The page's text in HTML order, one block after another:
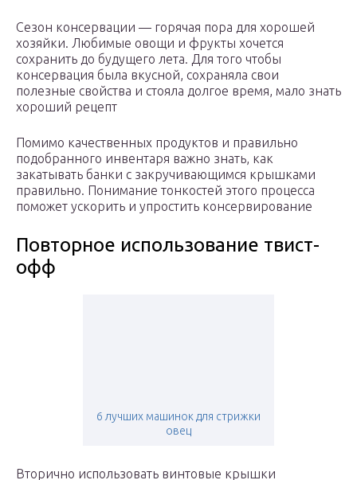
Сезон консервации — горячая пора для хорошей
хозяйки. Любимые овощи и фрукты хочется
сохранить до будущего лета. Для того чтобы
консервация была вкусной, сохраняла свои
полезные свойства и стояла долгое время, мало знать
хороший рецепт
Помимо качественных продуктов и правильно
подобранного инвентаря важно знать, как
закатывать банки с закручивающимся крышками
правильно. Понимание тонкостей этого процесса
поможет ускорить и упростить консервирование
Повторное использование твист-
офф
6 лучших машинок для стрижки
овец
Вторично использовать винтовые крышки